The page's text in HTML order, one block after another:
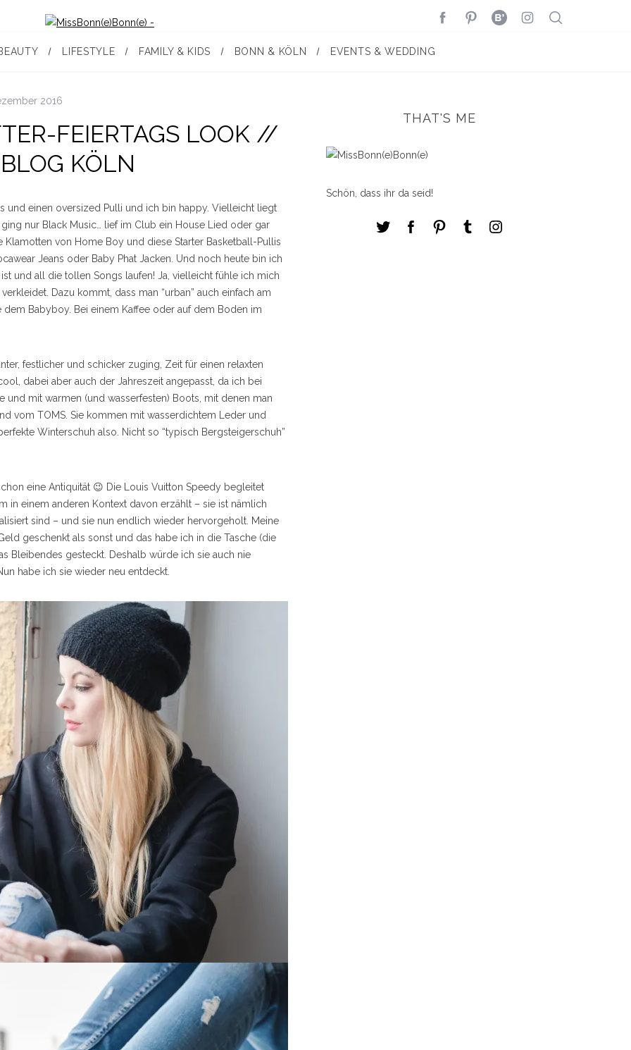
LIFESTYLE FAMILY & KIDS BONN & KÖLN EVENTS & WEDDING
2016
FEIERTAGS LOOK //
KÖLN
und einen oversized Pulli und ich bin happy. Vielleicht liegt
nur Black Music… lief im Club ein House Lied oder gar
Klamotten von Home Boy und diese Starter Basketball-Pullis
Jeans oder Baby Phat Jacken. Und noch heute bin ich
und all die tollen Songs laufen! Ja, vielleicht fühle ich mich
Dazu kommt, dass man “urban” auch einfach am
Babyboy. Bei einem Kaffee oder auf dem Boden im
festlicher und schicker zuging, Zeit für einen relaxten
dabei aber auch der Jahreszeit angepasst, da ich bei
und mit warmen (und wasserfesten) Boots, mit denen man
vom TOMS. Sie kommen mit wasserdichtem Leder und
Winterschuh also. Nicht so “typisch Bergsteigerschuh”
eine Antiquität 😉 Die Louis Vuitton Speedy begleitet
in einem anderen Kontext davon erzählt – sie ist nämlich
sind – und sie nun endlich wieder hervorgeholt. Meine
geschenkt als sonst und das habe ich in die Tasche (die
Bleibendes gesteckt. Deshalb würde ich sie auch nie
habe ich sie wieder neu entdeckt.
THAT'S ME
Schön, dass ihr da seid!